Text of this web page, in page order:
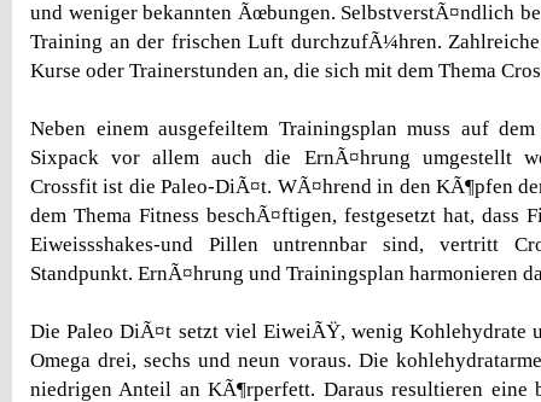
und weniger bekannten Ãœbungen. SelbstverstÃ¤ndlich
Training an der frischen Luft durchzufÃ¼hren.
Kurse oder Trainerstunden an, die sich mit dem Thema
Neben einem ausgefeiltem Trainingsplan muss auf
Sixpack vor allem auch die ErnÃ¤hrung umgestellt
Crossfit ist die Paleo-DiÃ¤t. WÃ¤hrend in den KÃ¶pfen
dem Thema Fitness beschÃ¤ftigen, festgesetzt hat, dass
Eiweissshakes-und Pillen untrennbar sind, vertritt
Standpunkt. ErnÃ¤hrung und Trainingsplan harmonieren
Die Paleo DiÃ¤t setzt viel EiweiÃŸ, wenig Kohlehydrate
Omega drei, sechs und neun voraus. Die
niedrigen Anteil an KÃ¶rperfett. Daraus resultieren eine